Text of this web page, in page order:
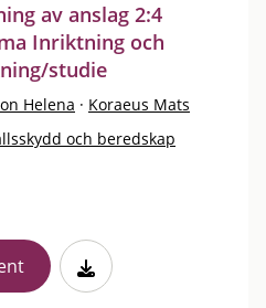
av anslag 2:4
Inriktning och
studie
Helena · Koraeus Mats
och beredskap